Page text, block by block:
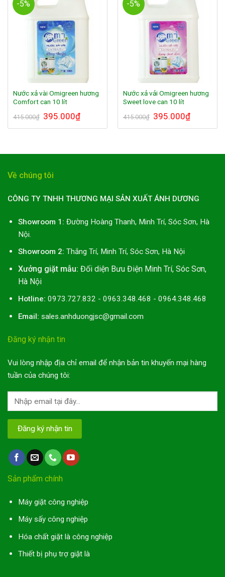
-5%
Nước xả vài Omigreen hương
Comfort can 10 lít
415.000₫ 395.000₫
-5%
Nước xả vải Omigreen hương
Sweet love can 10 lít
415.000₫ 395.000₫
Về chúng tôi
CÔNG TY TNHH THƯƠNG MẠI SẢN XUẤT ÁNH DƯƠNG
Showroom 1: Đường Hoàng Thanh, Minh Trí, Sóc Sơn, Hà
Nội.
Showroom 2: Thắng Trí, Minh Trí, Sóc Sơn, Hà Nội
Xưởng giặt mẫu: Đối diện Bưu Điện Minh Trí, Sóc Sơn,
Hà Nội
Hotline: 0973.727.832 - 0963.348.468 - 0964.348.468
Email: sales.anhduongjsc@gmail.com
Đăng ký nhận tin
Vui lòng nhập địa chỉ email để nhận bản tin khuyến mại hàng
tuần của chúng tôi:
Sản phẩm chính
Máy giặt công nghiệp
Máy sấy công nghiệp
Hóa chất giặt là công nghiệp
Thiết bị phụ trợ giặt là